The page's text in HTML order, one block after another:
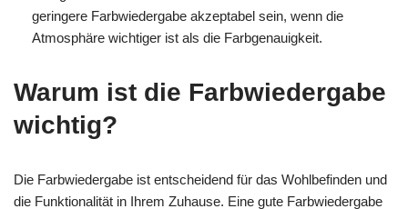
geringere Farbwiedergabe akzeptabel sein, wenn die
Atmosphäre wichtiger ist als die Farbgenauigkeit.
Warum ist die Farbwiedergabe
wichtig?
Die Farbwiedergabe ist entscheidend für das Wohlbefinden und
die Funktionalität in Ihrem Zuhause. Eine gute Farbwiedergabe